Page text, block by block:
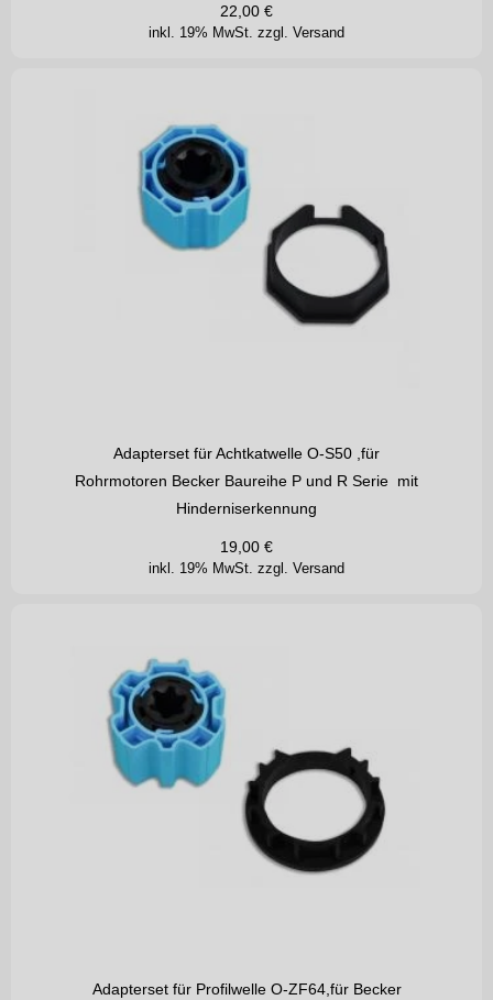
inkl. 19% MwSt. zzgl. Versand
22,00 €
Adapterset für Achtkatwelle O-S50 ,für
Rohrmotoren Becker Baureihe P und R Serie mit
Hinderniserkennung
inkl. 19% MwSt. zzgl. Versand
19,00 €
Adapterset für Profilwelle O-ZF64,für Becker